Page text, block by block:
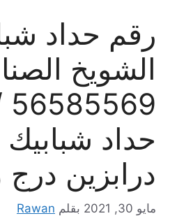
رقم حداد
الشويخ
حداد شبابيك
درابزين
مايو 30, 2021 بقلم Rawan